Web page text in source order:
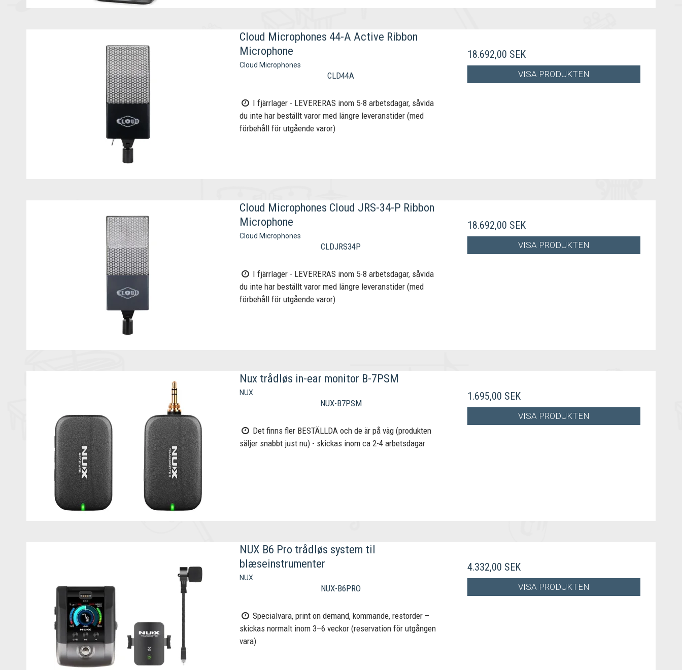
Cloud Microphones 44-A Active Ribbon
Microphone
Cloud Microphones
CLD44A
I fjärrlager - LEVERERAS inom 5-8 arbetsdagar, såvida
du inte har beställt varor med längre leveranstider (med
förbehåll för utgående varor)
18.692,00 SEK
VISA PRODUKTEN
Cloud Microphones Cloud JRS-34-P Ribbon
Microphone
Cloud Microphones
CLDJRS34P
I fjärrlager - LEVERERAS inom 5-8 arbetsdagar, såvida
du inte har beställt varor med längre leveranstider (med
förbehåll för utgående varor)
18.692,00 SEK
VISA PRODUKTEN
Nux trådløs in-ear monitor B-7PSM
NUX
NUX-B7PSM
Det finns fler BESTÄLLDA och de är på väg (produkten
säljer snabbt just nu) - skickas inom ca 2-4 arbetsdagar
1.695,00 SEK
VISA PRODUKTEN
NUX B6 Pro trådløs system til
blæseinstrumenter
NUX
NUX-B6PRO
Specialvara, print on demand, kommande, restorder –
skickas normalt inom 3–6 veckor (reservation för utgången
vara)
4.332,00 SEK
VISA PRODUKTEN